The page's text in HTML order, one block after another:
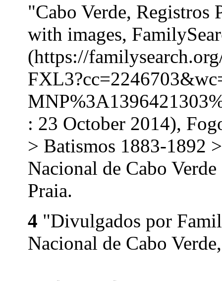
"Cabo Verde, Registros
with images,
(https://
: 23 October 2014),
> Batismos 1883-1892
Nacional de Cabo
Praia.
4 "Divulgados por
Nacional de Cabo